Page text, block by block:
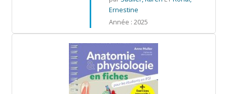
Ernestine
Année : 2025